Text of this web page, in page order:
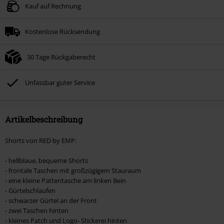
Kauf auf Rechnung
Kostenlose Rücksendung
30 Tage Rückgaberecht
Unfassbar guter Service
Artikelbeschreibung
Shorts von RED by EMP:
- hellblaue, bequeme Shorts
- frontale Taschen mit großzügigem Stauraum
- eine kleine Pattentasche am linken Bein
- Gürtelschlaufen
- schwarzer Gürtel an der Front
- zwei Taschen hinten
- kleines Patch und Logo- Stickerei hinten